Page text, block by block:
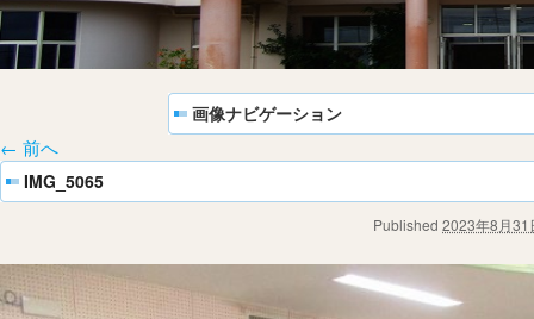
画像ナビゲーション
← 前へ
IMG_5065
Published 2023年8月31